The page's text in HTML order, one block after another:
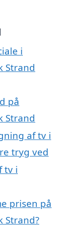
i
Strand
på
Strand
af tv i
tryg ved
tv i
prisen på
Strand?